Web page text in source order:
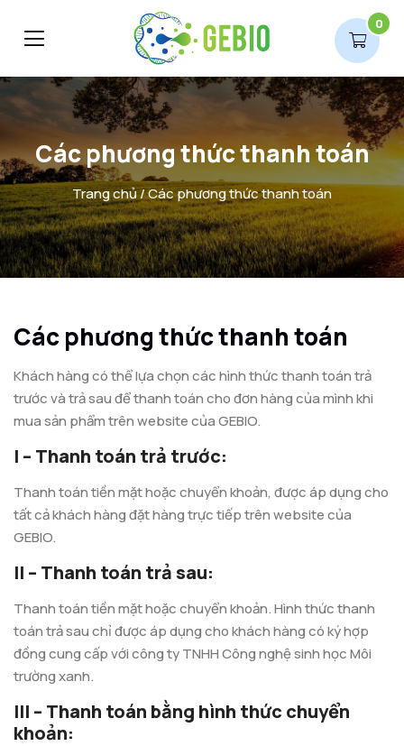
0
Các phương thức thanh toán
Trang chủ/ Các phương thức thanh toán
Các phương thức thanh toán
Khách hàng có thể lựa chọn các hình thức thanh toán trả
trước và trả sau để thanh toán cho đơn hàng của mình khi
mua sản phẩm trên website của GEBIO.
I – Thanh toán trả trước:
Thanh toán tiền mặt hoặc chuyển khoản, được áp dụng cho
tất cả khách hàng đặt hàng trực tiếp trên website của
GEBIO.
II – Thanh toán trả sau:
Thanh toán tiền mặt hoặc chuyển khoản. Hình thức thanh
toán trả sau chỉ được áp dụng cho khách hàng có ký hợp
đồng cung cấp với công ty TNHH Công nghệ sinh học Môi
trường xanh.
III – Thanh toán bằng hình thức chuyển
khoản: